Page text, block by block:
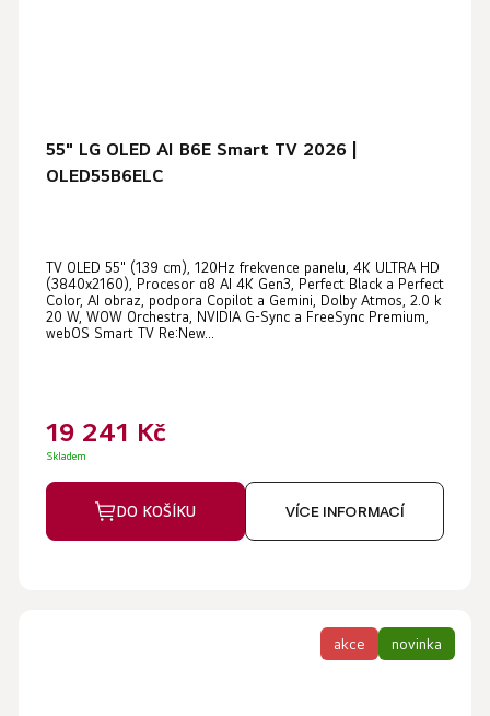
55" LG OLED AI B6E Smart TV 2026 |
OLED55B6ELC
TV OLED 55" (139 cm), 120Hz frekvence panelu, 4K ULTRA HD
(3840x2160), Procesor α8 AI 4K Gen3, Perfect Black a Perfect
Color, AI obraz, podpora Copilot a Gemini, Dolby Atmos, 2.0 k
20 W, WOW Orchestra, NVIDIA G-Sync a FreeSync Premium,
webOS Smart TV Re:New...
19 241 Kč
Skladem
DO KOŠÍKU VÍCE INFORMACÍ
akce novinka